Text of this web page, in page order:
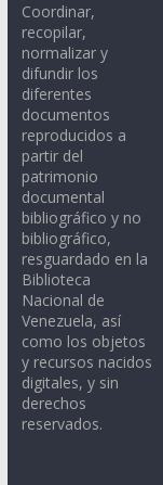
Coordinar,
recopilar,
normalizar y
difundir los
diferentes
documentos
reproducidos a
partir del
patrimonio
documental
bibliográfico y no
bibliográfico,
resguardado en la
Biblioteca
Nacional de
Venezuela, así
como los objetos
y recursos nacidos
digitales, y sin
derechos
reservados.